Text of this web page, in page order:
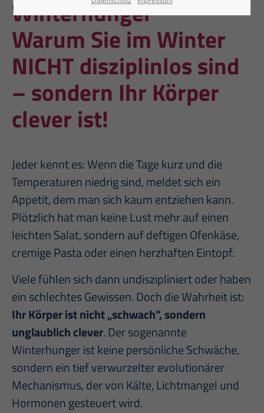
Winterhunger
Warum Sie im Winter
NICHT disziplinlos sind
– sondern Ihr Körper
clever ist!
Jeder kennt es: Wenn die Tage kurz und die
Temperaturen niedrig sind, meldet sich ein
Appetit, dem man sich kaum entziehen kann.
Plötzlich hat man keine Lust mehr auf einen
leichten Salat, sondern auf deftigen Ofenkäse,
cremige Pasta oder einen herzhaften Eintopf.
Viele fühlen sich dann undiszipliniert oder haben
ein schlechtes Gewissen. Doch die Wahrheit ist:
Ihr Körper ist nicht „schwach”, sondern
unglaublich clever. Der sogenannte
Winterhunger ist keine persönliche Schwäche,
sondern ein tief verwurzelter evolutionärer
Mechanismus, der von Kälte, Lichtmangel und
Hormonen gesteuert wird.